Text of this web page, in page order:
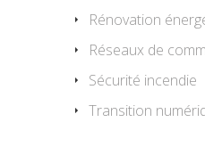
Rénovation
Réseaux de
Sécurité incendie
Transition